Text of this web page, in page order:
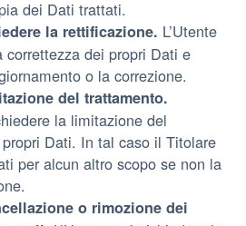
dei Dati trattati.
la rettificazione. L’Utente
correttezza dei propri Dati e
o la correzione.
del trattamento.
la limitazione del
Dati. In tal caso il Titolare
per alcun altro scopo se non la
o rimozione dei